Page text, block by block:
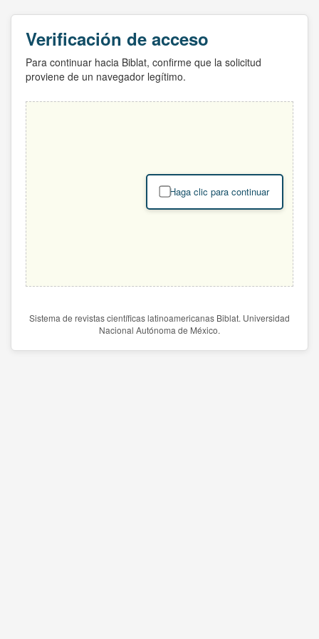
Verificación de acceso
Para continuar hacia Biblat, confirme que la solicitud
proviene de un navegador legítimo.
Haga clic para continuar
Sistema de revistas científicas latinoamericanas Biblat. Universidad
Nacional Autónoma de México.